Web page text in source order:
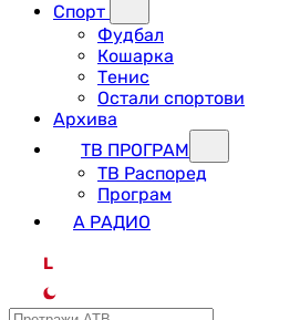
Спорт
Фудбал
Кошарка
Тенис
Остали спортови
Архива
ТВ ПРОГРАМ
ТВ Распоред
Програм
А РАДИО
L